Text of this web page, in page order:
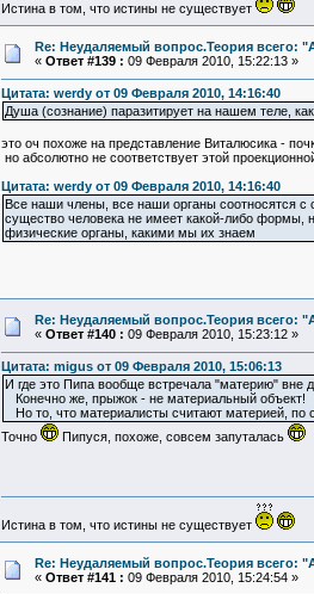
Истина в том, что истины не существует
Re: Неудаляемый вопрос.Теория всего:
« Ответ #139 : 09 Февраля 2010, 15:22:13 »
Цитата: werdy от 09 Февраля 2010, 14:16:40
Душа (сознание) паразитирует на нашем теле,
это оч похоже на представление Виталюсика -
но абсолютно не соответствует этой
Цитата: werdy от 09 Февраля 2010, 14:16:40
Все наши члены, все наши органы соотносятся
существо человека не имеет какой-либо формы,
физические органы, какими мы их знаем
Re: Неудаляемый вопрос.Теория всего:
« Ответ #140 : 09 Февраля 2010, 15:23:12 »
Цитата: migus от 09 Февраля 2010, 15:06:13
И где это Пипа вообще встречала "материю" вне
Конечно же, прыжок - не материальный объект!
Но то, что материалисты считают материей,
Точно
Пипуся, похоже, совсем запуталась
Истина в том, что истины не существует
Re: Неудаляемый вопрос.Теория всего:
« Ответ #141 : 09 Февраля 2010, 15:24:54 »